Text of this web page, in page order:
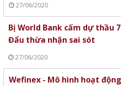
27/06/2020
Bị World Bank cấm dự thầu
Đẩu thừa nhận sai sót
27/06/2020
Wefinex - Mô hình hoạt